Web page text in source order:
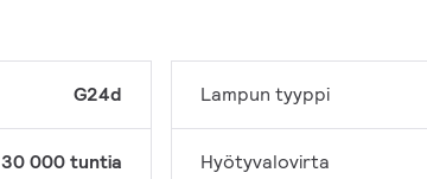
G24d
30 000 tuntia
Lampun tyyppi
Hyötyvalovirta